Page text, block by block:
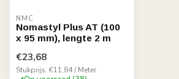
NMC
Nomastyl Plus AT (100
x 95 mm), lengte 2 m
€23,68
Stukprijs: €11,84 / Meter